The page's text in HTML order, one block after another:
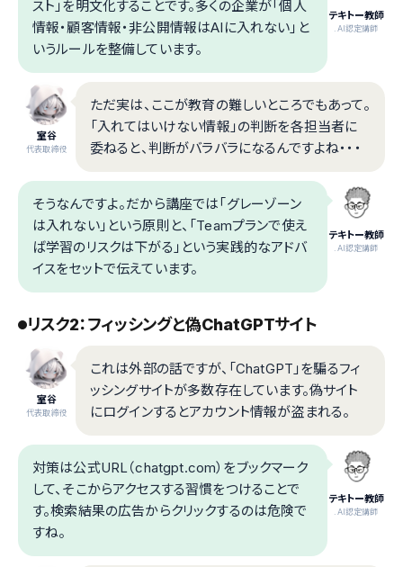
テキトー教師
.AI認定講師
スト」を明文化することです。多くの企業が「個人
情報・顧客情報・非公開情報はAIに入れない」と
いうルールを整備しています。
室谷
代表取締役
ただ実は、ここが教育の難しいところでもあって。
「入れてはいけない情報」の判断を各担当者に
委ねると、判断がバラバラになるんですよね・・・
テキトー教師
.AI認定講師
そうなんですよ。だから講座では「グレーゾーン
は入れない」という原則と、「Teamプランで使え
ば学習のリスクは下がる」という実践的なアドバ
イスをセットで伝えています。
リスク2：フィッシングと偽ChatGPTサイト
室谷
代表取締役
これは外部の話ですが、「ChatGPT」を騙るフィ
ッシングサイトが多数存在しています。偽サイト
にログインするとアカウント情報が盗まれる。
テキトー教師
.AI認定講師
対策は公式URL（chatgpt.com）をブックマーク
して、そこからアクセスする習慣をつけることで
す。検索結果の広告からクリックするのは危険で
すね。